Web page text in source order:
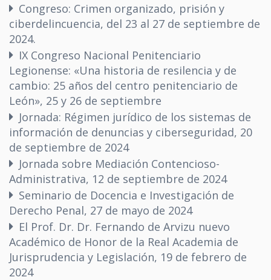
Congreso: Crimen organizado, prisión y
ciberdelincuencia, del 23 al 27 de septiembre de
2024.
IX Congreso Nacional Penitenciario
Legionense: «Una historia de resilencia y de
cambio: 25 años del centro penitenciario de
León», 25 y 26 de septiembre
Jornada: Régimen jurídico de los sistemas de
información de denuncias y ciberseguridad, 20
de septiembre de 2024
Jornada sobre Mediación Contencioso-
Administrativa, 12 de septiembre de 2024
Seminario de Docencia e Investigación de
Derecho Penal, 27 de mayo de 2024
El Prof. Dr. Dr. Fernando de Arvizu nuevo
Académico de Honor de la Real Academia de
Jurisprudencia y Legislación, 19 de febrero de
2024